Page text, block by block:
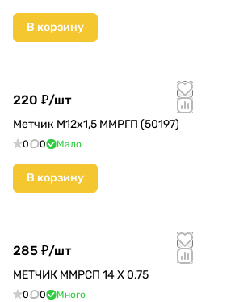
В корзину
220 ₽/шт
Метчик М12х1,5 ММРГП (50197)
0 0 Мало
В корзину
285 ₽/шт
МЕТЧИК ММРСП 14 Х 0,75
0 0 Много